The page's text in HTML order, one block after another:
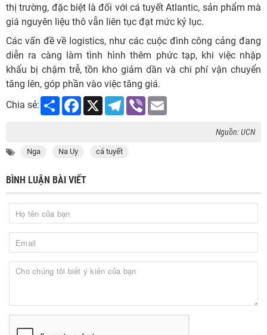
thị trường, đặc biệt là đối với cá tuyết Atlantic, sản phẩm mà
giá nguyên liệu thô vẫn liên tục đạt mức kỷ lục.
Các vấn đề về logistics, như các cuộc đình công cảng đang
diễn ra càng làm tình hình thêm phức tạp, khi việc nhập
khẩu bị chậm trễ, tồn kho giảm dần và chi phí vận chuyển
tăng lên, góp phần vào việc tăng giá.
Chia sẻ:
Share Facebook
X Telegram
Viber
Nguồn: UCN
Nga Na Uy cá tuyết
BÌNH LUẬN BÀI VIẾT